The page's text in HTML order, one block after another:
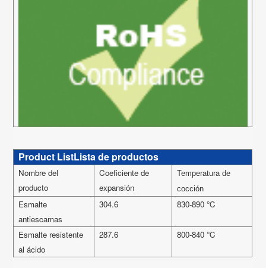
Product ListLista de productos
Nombre del
producto
Coeficiente de
expansión
Temperatura de
cocción
Esmalte
antiescamas
304.6 830-890 ℃
Esmalte resistente
al ácido
287.6 800-840 ℃